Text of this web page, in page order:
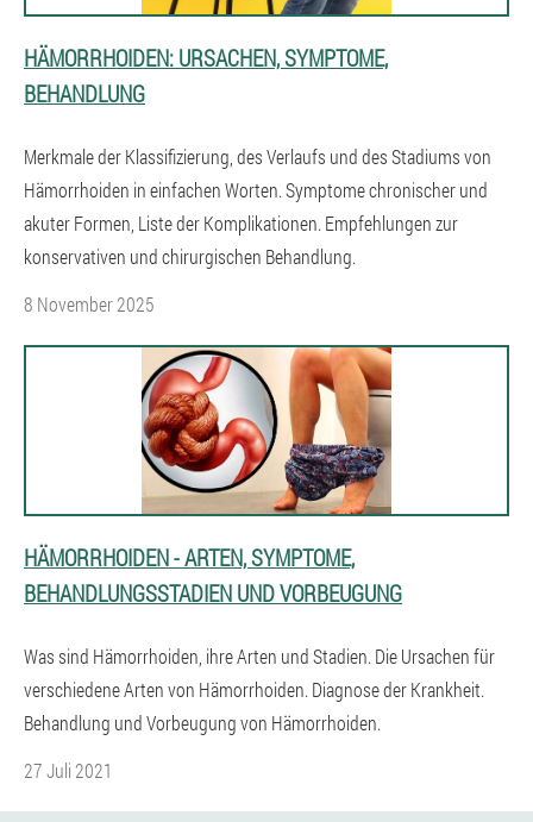
HÄMORRHOIDEN: URSACHEN, SYMPTOME,
BEHANDLUNG
Merkmale der Klassifizierung, des Verlaufs und des Stadiums von
Hämorrhoiden in einfachen Worten. Symptome chronischer und
akuter Formen, Liste der Komplikationen. Empfehlungen zur
konservativen und chirurgischen Behandlung.
8 November 2025
HÄMORRHOIDEN - ARTEN, SYMPTOME,
BEHANDLUNGSSTADIEN UND VORBEUGUNG
Was sind Hämorrhoiden, ihre Arten und Stadien. Die Ursachen für
verschiedene Arten von Hämorrhoiden. Diagnose der Krankheit.
Behandlung und Vorbeugung von Hämorrhoiden.
27 Juli 2021